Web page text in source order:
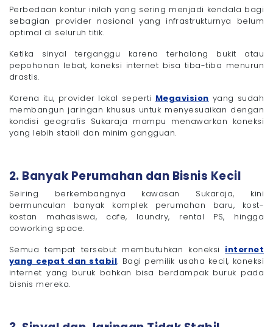
Perbedaan kontur inilah yang sering menjadi kendala bagi
sebagian provider nasional yang infrastrukturnya belum
optimal di seluruh titik.
Ketika sinyal terganggu karena terhalang bukit atau
pepohonan lebat, koneksi internet bisa tiba-tiba menurun
drastis.
Karena itu, provider lokal seperti Megavision yang sudah
membangun jaringan khusus untuk menyesuaikan dengan
kondisi geografis Sukaraja mampu menawarkan koneksi
yang lebih stabil dan minim gangguan.
2. Banyak Perumahan dan Bisnis Kecil
Seiring berkembangnya kawasan Sukaraja, kini
bermunculan banyak komplek perumahan baru, kost-
kostan mahasiswa, cafe, laundry, rental PS, hingga
coworking space.
Semua tempat tersebut membutuhkan koneksi internet
yang cepat dan stabil. Bagi pemilik usaha kecil, koneksi
internet yang buruk bahkan bisa berdampak buruk pada
bisnis mereka.